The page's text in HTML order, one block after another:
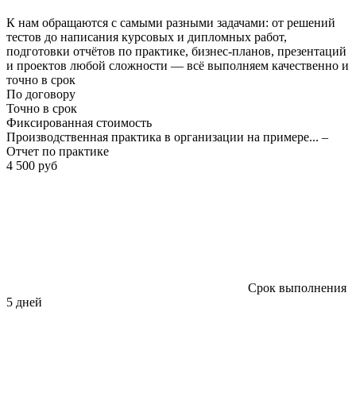
К нам обращаются с самыми разными задачами: от решений
тестов до написания курсовых и дипломных работ,
подготовки отчётов по практике, бизнес-планов, презентаций
и проектов любой сложности — всё выполняем качественно и
точно в срок
По договору
Точно в срок
Фиксированная стоимость
Производственная практика в организации на примере... –
Отчет по практике
4 500 руб
Срок выполнения
5 дней